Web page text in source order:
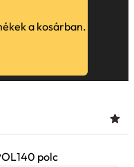
a kosárban.
polc